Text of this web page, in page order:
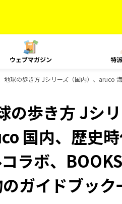
ウェブマガジン 特
地球の歩き方 Jシリーズ（国内）、aruco
の歩き方 Jシ
国内、歴史
ラボ、
ガイドブック